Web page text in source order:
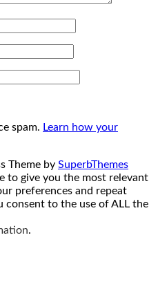
spam. Learn how your
Theme by SuperbThemes
to give you the most relevant
preferences and repeat
consent to the use of ALL the
.